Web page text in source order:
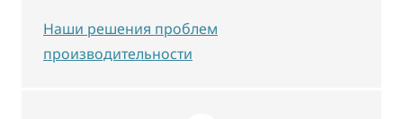
Наши решения проблем
производительности